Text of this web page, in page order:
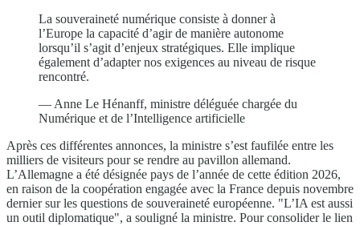
La souveraineté numérique consiste à donner à
l’Europe la capacité d’agir de manière autonome
lorsqu’il s’agit d’enjeux stratégiques. Elle implique
également d’adapter nos exigences au niveau de risque
rencontré.
— Anne Le Hénanff, ministre déléguée chargée du
Numérique et de l’Intelligence artificielle
Après ces différentes annonces, la ministre s’est faufilée entre les
milliers de visiteurs pour se rendre au pavillon allemand.
L’Allemagne a été désignée pays de l’année de cette édition 2026,
en raison de la coopération engagée avec la France depuis novembre
dernier sur les questions de souveraineté européenne. "L’IA est aussi
un outil diplomatique", a souligné la ministre. Pour consolider le lien